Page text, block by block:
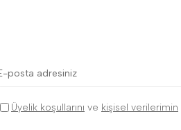
Üyelik koşullarını ve kişisel verilerimin